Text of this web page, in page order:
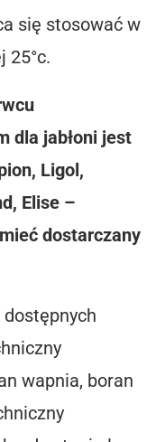
się stosować w
25°c.
dla jabłoni jest
Ligol,
Elise –
dostarczany
wapnia, boran